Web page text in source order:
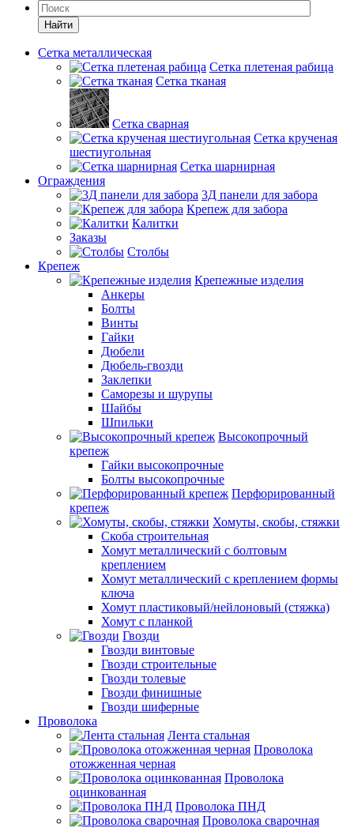
Найти
Сетка металлическая
Сетка плетеная рабица
Сетка тканая
Сетка сварная
Сетка крученая
шестиугольная
Сетка шарнирная
Ограждения
3Д панели для забора
Крепеж для забора
Калитки
Заказы
Столбы
Крепеж
Крепежные изделия
Анкеры
Болты
Винты
Гайки
Дюбели
Дюбель-гвозди
Заклепки
Саморезы и шурупы
Шайбы
Шпильки
Высокопрочный
крепеж
Гайки высокопрочные
Болты высокопрочные
Перфорированный
крепеж
Хомуты, скобы, стяжки
Скоба строительная
Хомут металлический с болтовым
креплением
Хомут металлический с креплением формы
ключа
Хомут пластиковый/нейлоновый (стяжка)
Хомут с планкой
Гвозди
Гвозди винтовые
Гвозди строительные
Гвозди толевые
Гвозди финишные
Гвозди шиферные
Проволока
Лента стальная
Проволока
отожженная черная
Проволока
оцинкованная
Проволока ПНД
Проволока сварочная